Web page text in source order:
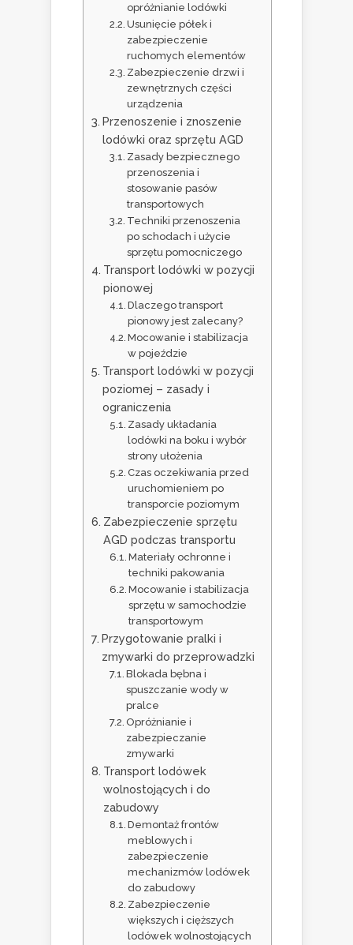
opróżnianie lodówki
Usunięcie półek i
zabezpieczenie
ruchomych elementów
Zabezpieczenie drzwi i
zewnętrznych części
urządzenia
Przenoszenie i znoszenie
lodówki oraz sprzętu AGD
Zasady bezpiecznego
przenoszenia i
stosowanie pasów
transportowych
Techniki przenoszenia
po schodach i użycie
sprzętu pomocniczego
Transport lodówki w pozycji
pionowej
Dlaczego transport
pionowy jest zalecany?
Mocowanie i stabilizacja
w pojeździe
Transport lodówki w pozycji
poziomej – zasady i
ograniczenia
Zasady układania
lodówki na boku i wybór
strony ułożenia
Czas oczekiwania przed
uruchomieniem po
transporcie poziomym
Zabezpieczenie sprzętu
AGD podczas transportu
Materiały ochronne i
techniki pakowania
Mocowanie i stabilizacja
sprzętu w samochodzie
transportowym
Przygotowanie pralki i
zmywarki do przeprowadzki
Blokada bębna i
spuszczanie wody w
pralce
Opróżnianie i
zabezpieczanie
zmywarki
Transport lodówek
wolnostojących i do
zabudowy
Demontaż frontów
meblowych i
zabezpieczenie
mechanizmów lodówek
do zabudowy
Zabezpieczenie
większych i cięższych
lodówek wolnostojących